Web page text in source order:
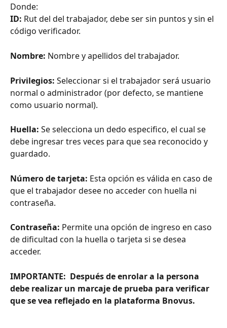
Donde:
ID: Rut del del trabajador, debe ser sin puntos y sin el
código verificador.
Nombre: Nombre y apellidos del trabajador.
Privilegios: Seleccionar si el trabajador será usuario
normal o administrador (por defecto, se mantiene
como usuario normal).
Huella: Se selecciona un dedo especifico, el cual se
debe ingresar tres veces para que sea reconocido y
guardado.
Número de tarjeta: Esta opción es válida en caso de
que el trabajador desee no acceder con huella ni
contraseña.
Contraseña: Permite una opción de ingreso en caso
de dificultad con la huella o tarjeta si se desea
acceder.
IMPORTANTE:  Después de enrolar a la persona
debe realizar un marcaje de prueba para verificar
que se vea reflejado en la plataforma Bnovus.